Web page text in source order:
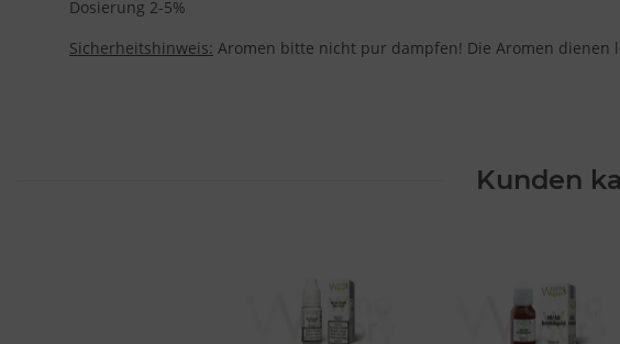
Dosierung 2-5%
Sicherheitshinweis: Aromen bitte nicht pur dampfen! Die Aromen dienen
Kunden